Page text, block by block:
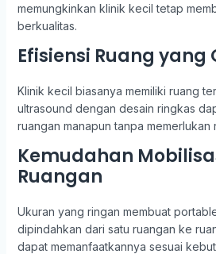
memungkinkan klinik kecil tetap
berkualitas.
Efisiensi Ruang
Klinik kecil biasanya memiliki ruang
ultrasound dengan desain ringkas
ruangan manapun tanpa memerlukan
Kemudahan
Ruangan
Ukuran yang ringan membuat
dipindahkan dari satu ruangan ke
dapat memanfaatkannya sesuai